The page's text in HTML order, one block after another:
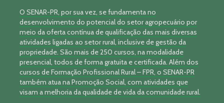
O SENAR-PR, por sua vez, se fundamenta no
desenvolvimento do potencial do setor agropecuário por
meio da oferta contínua de qualificação das mais diversas
atividades ligadas ao setor rural, inclusive de gestão da
propriedade. São mais de 250 cursos, na modalidade
presencial, todos de forma gratuita e certificada. Além dos
cursos de Formação Profissional Rural – FPR, o SENAR-PR
também atua na Promoção Social, com atividades que
visam a melhoria da qualidade de vida da comunidade rural.